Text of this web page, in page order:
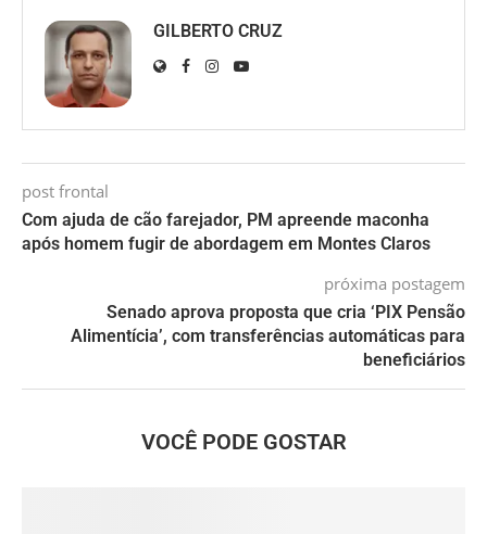
GILBERTO CRUZ
post frontal
Com ajuda de cão farejador, PM apreende maconha
após homem fugir de abordagem em Montes Claros
próxima postagem
Senado aprova proposta que cria ‘PIX Pensão
Alimentícia’, com transferências automáticas para
beneficiários
VOCÊ PODE GOSTAR